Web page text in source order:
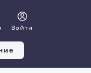
Войти